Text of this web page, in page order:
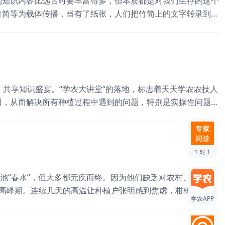
等为载体传播，当有了纸张，人们把竹简上的文字转录到纸
享知识盛宴。“学农大讲堂”的落地，标志着天天学农农技人
从而解决所有种植过程中遇到的问题，特别是实操性问题。
植专家，不仅能把自己的果子种好，更能把种好果的诀窍
”，但大多都无疾而终。因为他们缺乏对农村、农民的
。连续几天的高温让种植户张明感到焦虑，柑橘若长时
惕。 以前，自己的农作物遭遇天灾虫害，张明都是靠经验
就能覆盖柑橘的每个种植关键期。 该专家团的课程，出
1 对 1
学农APP